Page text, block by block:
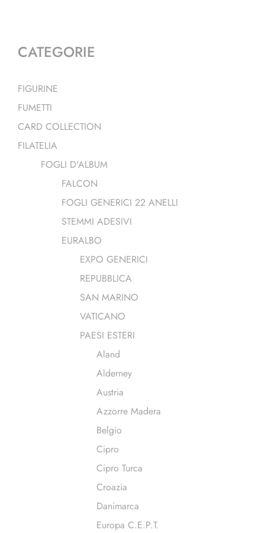
CATEGORIE
FIGURINE
FUMETTI
CARD COLLECTION
FILATELIA
FOGLI D'ALBUM
FALCON
FOGLI GENERICI 22 ANELLI
STEMMI ADESIVI
EURALBO
EXPO GENERICI
REPUBBLICA
SAN MARINO
VATICANO
PAESI ESTERI
Aland
Alderney
Austria
Azzorre Madera
Belgio
Cipro
Cipro Turca
Croazia
Danimarca
Europa C.E.P.T.